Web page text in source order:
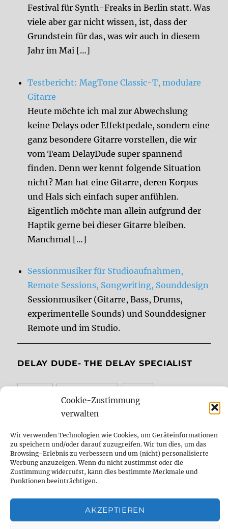
Cookie-Zustimmung
verwalten
Wir verwenden Technologien wie Cookies, um Geräteinformationen
zu speichern und/oder darauf zuzugreifen. Wir tun dies, um das
Browsing-Erlebnis zu verbessern und um (nicht) personalisierte
Werbung anzuzeigen. Wenn du nicht zustimmst oder die
Zustimmung widerrufst, kann dies bestimmte Merkmale und
Funktionen beeinträchtigen.
AKZEPTIEREN
Festival für Synth-Freaks in Berlin statt. Was
viele aber gar nicht wissen, ist, dass der
Grundstein für das, was wir auch in diesem
Jahr im Mai […]
Testbericht: MagTone Classic-T, modulare
Gitarre
Heute möchte ich mal zur Abwechslung
keine Delays oder Effektpedale, sondern eine
ganz besondere Gitarre vorstellen, die wir
vom Team DelayDude super spannend
finden. Denn wer kennt folgende Situation
nicht? Man hat eine Gitarre, deren Korpus
und Hals sich einfach super anfühlen.
Eigentlich möchte man allein aufgrund der
Haptik gerne bei dieser Gitarre bleiben.
Manchmal […]
Sessionmusiker für Studioaufnahmen,
Remote Sessions, Songwriting, Sounddesign
Sessionmusiker (Gitarre, Bass, Drums,
experimentelle Sounds) und Sounddesigner
Remote und im Studio.
DELAY DUDE- THE DELAY SPECIALIST
comparison Delay
Digital Delay effect effect pedal
emulation Fender fx fx pedal gear
gearnerds Gitarre Guitar guitar fx
guitargear Looper midi Mod
Modification modifikation Modulation